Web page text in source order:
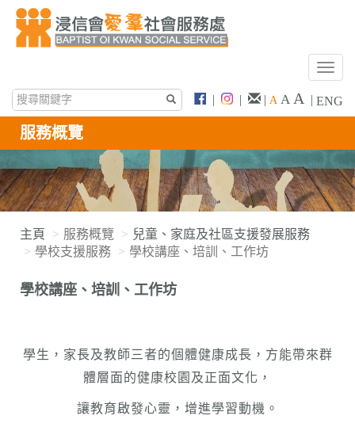
T
g
n
a
v
| | | A A A | ENG
服務概覽
主頁 服務概覽
兒童、家庭及社區支援發展服務
學校支援服務
學校講座、培訓、工作坊
學校講座、培訓、工作坊
學生，家長及教師三者的個體健康成長，方能帶來群
體層面的健康校園及正面文化，
讓教育啟發心靈，增進學習動機。